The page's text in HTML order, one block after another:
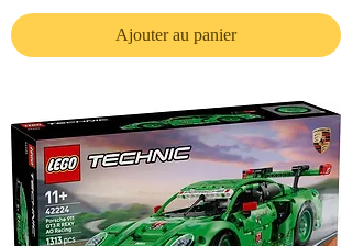
Ajouter au panier